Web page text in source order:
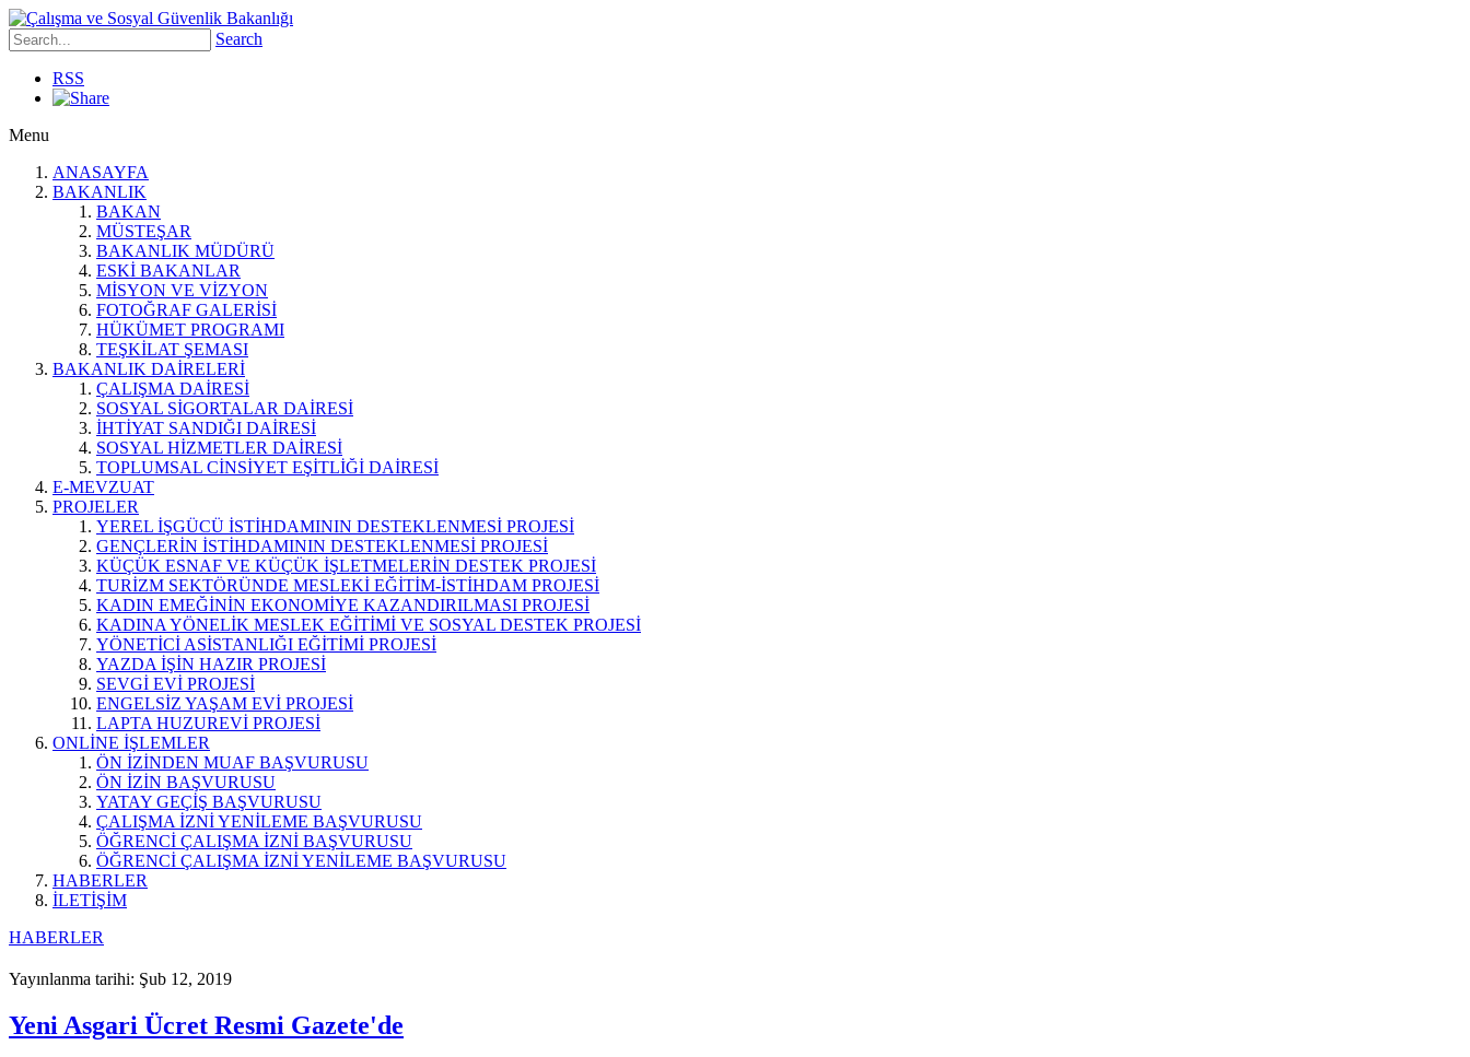
Search
RSS
Menu
ANASAYFA
BAKANLIK
BAKAN
MÜSTEŞAR
BAKANLIK MÜDÜRÜ
ESKİ BAKANLAR
MİSYON VE VİZYON
FOTOĞRAF GALERİSİ
HÜKÜMET PROGRAMI
TEŞKİLAT ŞEMASI
BAKANLIK DAİRELERİ
ÇALIŞMA DAİRESİ
SOSYAL SİGORTALAR DAİRESİ
İHTİYAT SANDIĞI DAİRESİ
SOSYAL HİZMETLER DAİRESİ
TOPLUMSAL CİNSİYET EŞİTLİĞİ DAİRESİ
E-MEVZUAT
PROJELER
YEREL İŞGÜCÜ İSTİHDAMININ DESTEKLENMESİ PROJESİ
GENÇLERİN İSTİHDAMININ DESTEKLENMESİ PROJESİ
KÜÇÜK ESNAF VE KÜÇÜK İŞLETMELERİN DESTEK PROJESİ
TURİZM SEKTÖRÜNDE MESLEKİ EĞİTİM-İSTİHDAM PROJESİ
KADIN EMEĞİNİN EKONOMİYE KAZANDIRILMASI PROJESİ
KADINA YÖNELİK MESLEK EĞİTİMİ VE SOSYAL DESTEK PROJESİ
YÖNETİCİ ASİSTANLIĞI EĞİTİMİ PROJESİ
YAZDA İŞİN HAZIR PROJESİ
SEVGİ EVİ PROJESİ
ENGELSİZ YAŞAM EVİ PROJESİ
LAPTA HUZUREVİ PROJESİ
ONLİNE İŞLEMLER
ÖN İZİNDEN MUAF BAŞVURUSU
ÖN İZİN BAŞVURUSU
YATAY GEÇİŞ BAŞVURUSU
ÇALIŞMA İZNİ YENİLEME BAŞVURUSU
ÖĞRENCİ ÇALIŞMA İZNİ BAŞVURUSU
ÖĞRENCİ ÇALIŞMA İZNİ YENİLEME BAŞVURUSU
HABERLER
İLETİŞİM
HABERLER
Yayınlanma tarihi: Şub 12, 2019
Yeni Asgari Ücret Resmi Gazete'de